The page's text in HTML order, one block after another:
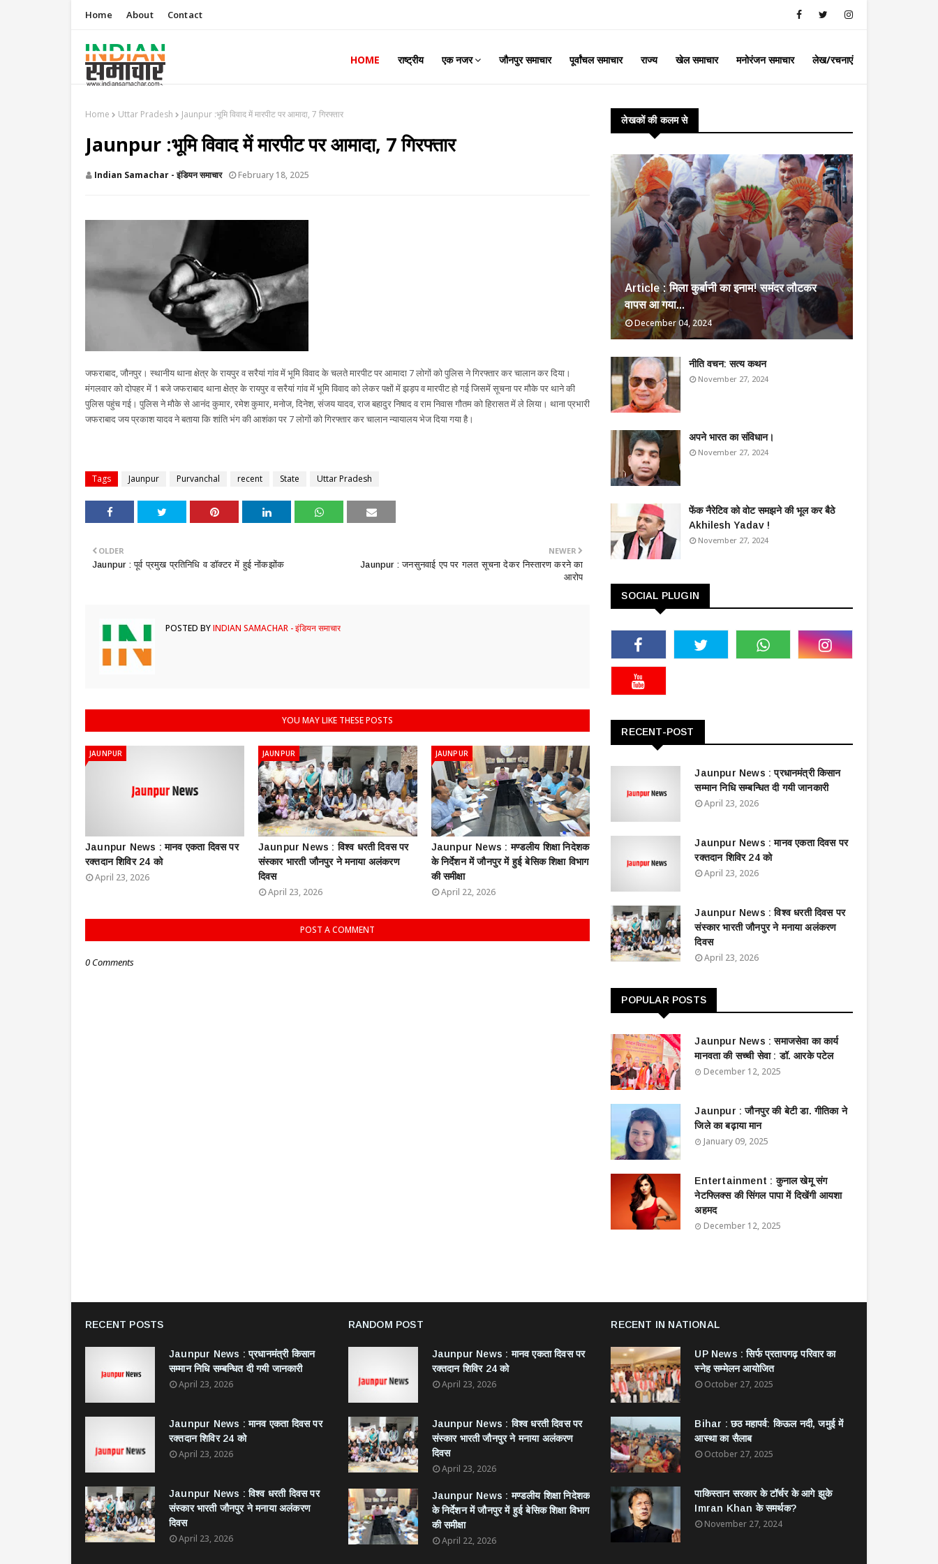
Home About Contact
HOME राष्ट्रीय एक नजर जौनपुर समाचार पूर्वांचल समाचार राज्य खेल समाचार मनोरंजन समाचार लेख/रचनाएं
Home Uttar Pradesh Jaunpur :​भूमि विवाद में मारपीट पर आमादा, 7 गिरफ्तार
Jaunpur :​भूमि विवाद में मारपीट पर आमादा, 7 गिरफ्तार
Indian Samachar - इंडियन समाचार February 18, 2025
जफराबाद, जौनपुर। स्थानीय थाना क्षेत्र के रायपुर व सरैयां गांव में भूमि विवाद के चलते मारपीट पर आमादा 7 लोगों को पुलिस ने गिरफ्तार कर चालान कर दिया।
मंगलवार को दोपहर में 1 बजे जफराबाद थाना क्षेत्र के रायपुर व सरैयां गांव में भूमि विवाद को लेकर पक्षों में झड़प व मारपीट हो गई जिसमें सूचना पर मौके पर थाने की
पुलिस पहुंच गई। पुलिस ने मौके से आनंद कुमार, रमेश कुमार, मनोज, दिनेश, संजय यादव, राज बहादुर निषाद व राम निवास गौतम को हिरासत में ले लिया। थाना प्रभारी
जफराबाद जय प्रकाश यादव ने बताया कि शांति भंग की आशंका पर 7 लोगों को गिरफ्तार कर चालान न्यायालय भेज दिया गया है।
Tags Jaunpur Purvanchal recent State Uttar Pradesh
NEWER
Jaunpur : ​जनसुनवाई एप पर गलत सूचना देकर निस्तारण करने का
आरोप
OLDER
Jaunpur : पूर्व प्रमुख प्रतिनिधि व‌ डॉक्टर में हुई नोंकझोंक
POSTED BYINDIAN SAMACHAR - इंडियन समाचार
YOU MAY LIKE THESE POSTS
JAUNPUR
Jaunpur News : ​मानव एकता दिवस पर
रक्तदान शिविर 24 को
April 23, 2026
JAUNPUR
Jaunpur News : विश्व धरती दिवस पर
संस्कार भारती जौनपुर ने मनाया अलंकरण
दिवस
April 23, 2026
JAUNPUR
Jaunpur News : ​मण्डलीय शिक्षा निदेशक
के निर्देशन में जौनपुर में हुई बेसिक शिक्षा विभाग
की समीक्षा
April 22, 2026
POST A COMMENT
0 Comments
लेखकों की कलम से
Article : मिला कुर्बानी का इनाम! समंदर लौटकर
वापस आ गया...
December 04, 2024
​नीति वचन: सत्य कथन
November 27, 2024
अपने भारत का संविधान।
November 27, 2024
फेंक नैरेटिव को वोट समझने की भूल कर बैठे
Akhilesh Yadav !
November 27, 2024
SOCIAL PLUGIN
RECENT-POST
Jaunpur News : ​प्रधानमंत्री किसान
सम्मान निधि सम्बन्धित दी गयी जानकारी
April 23, 2026
Jaunpur News : ​मानव एकता दिवस पर
रक्तदान शिविर 24 को
April 23, 2026
Jaunpur News : विश्व धरती दिवस पर
संस्कार भारती जौनपुर ने मनाया अलंकरण
दिवस
April 23, 2026
POPULAR POSTS
Jaunpur News : ​समाजसेवा का कार्य
मानवता की सच्ची सेवा : डॉ. आरके पटेल
December 12, 2025
Jaunpur : ​जौनपुर की बेटी डा. गीतिका ने
जिले का बढ़ाया मान
January 09, 2025
Entertainment : ​​​​कुनाल खेमू संग
नेटफ्लिक्स की सिंगल पापा में दिखेंगी आयशा
अहमद
December 12, 2025
RECENT POSTS
Jaunpur News : ​प्रधानमंत्री किसान
सम्मान निधि सम्बन्धित दी गयी जानकारी
April 23, 2026
Jaunpur News : ​मानव एकता दिवस पर
रक्तदान शिविर 24 को
April 23, 2026
Jaunpur News : विश्व धरती दिवस पर
संस्कार भारती जौनपुर ने मनाया अलंकरण
दिवस
April 23, 2026
RANDOM POST
Jaunpur News : ​मानव एकता दिवस पर
रक्तदान शिविर 24 को
April 23, 2026
Jaunpur News : विश्व धरती दिवस पर
संस्कार भारती जौनपुर ने मनाया अलंकरण
दिवस
April 23, 2026
Jaunpur News : ​मण्डलीय शिक्षा निदेशक
के निर्देशन में जौनपुर में हुई बेसिक शिक्षा विभाग
की समीक्षा
April 22, 2026
RECENT IN NATIONAL
UP News : सिर्फ प्रतापगढ़ परिवार का
स्नेह सम्मेलन आयोजित
October 27, 2025
Bihar : छठ महापर्व: किऊल नदी, जमुई में
आस्था का सैलाब
October 27, 2025
​पाकिस्तान सरकार के टॉर्चर के आगे झुके
Imran Khan के समर्थक?
November 27, 2024